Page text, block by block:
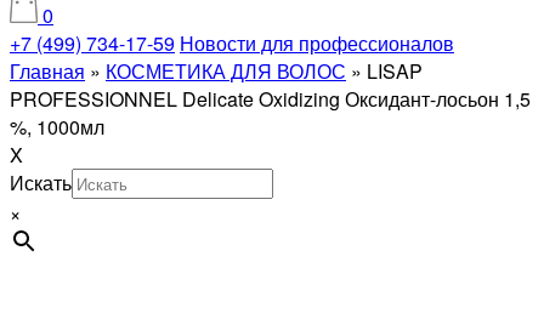
0
+7 (499) 734-17-59 Новости для профессионалов
Главная » КОСМЕТИКА ДЛЯ ВОЛОС » LISAP
PROFESSIONNEL Delicate Oxidizing Оксидант-лосьон 1,5
%, 1000мл
X
Искать
×